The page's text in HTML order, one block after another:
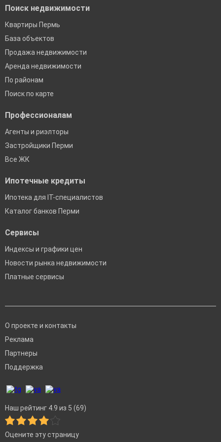
Поиск недвижимости
Квартиры Пермь
База объектов
Продажа недвижимости
Аренда недвижимости
По районам
Поиск по карте
Профессионалам
Агенты и риэлторы
Застройщики Перми
Все ЖК
Ипотечные кредиты
Ипотека для IT-специалистов
Каталог банков Перми
Сервисы
Индексы и графики цен
Новости рынка недвижимости
Платные сервисы
О проекте и контакты
Реклама
Партнеры
Поддержка
Наш рейтинг 4.9 из 5 (69)
Оцените эту страницу